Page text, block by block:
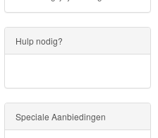
Hulp nodig?
Speciale Aanbiedingen